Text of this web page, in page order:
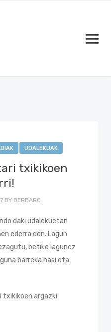
UDALEKUAK
txikikoen
BY BERBARO
daki udalekuetan
ederra den. Lagun
betiko lagunez
barreka hasi eta
txikikoen argazki